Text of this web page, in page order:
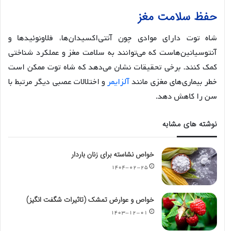
حفظ سلامت مغز
شاه توت دارای موادی چون آنتی‌اکسیدان‌ها، فلاونوئیدها و
آنتوسیانین‌هاست که می‌توانند به سلامت مغز و عملکرد شناختی
کمک کنند. برخی تحقیقات نشان می‌دهد که شاه توت ممکن است
خطر بیماری‌های مغزی مانندآلزایمرو اختلالات عصبی دیگر مرتبط با
سن را کاهش دهد.
نوشته های مشابه
خواص نشاسته برای زنان باردار
۱۴۰۴-۰۲-۲۵
خواص و عوارض تمشک (تاثیرات شگفت انگیز)
۱۴۰۳-۱۲-۰۱